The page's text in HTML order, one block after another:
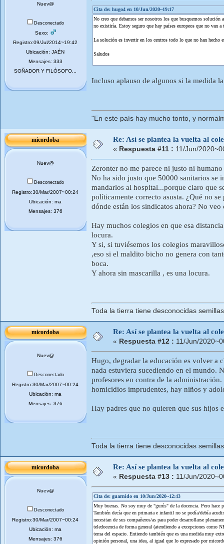
Nuev@
Desconectado
Sexo:
Registro:09/Jul/2014~19:42
Ubicación: JAÉN
Mensajes: 333
SOÑADOR Y FILÓSOFO...
Cita de: hugo4 en 10/Jun/2020~19:17
No creo que debamos ser nosotros los que busquemos
no existiría. Estoy seguro que hay países europeos que no van
La solución es invertir en los centros todo lo que no han hecho
Saludos
Incluso aplauso de algunos si la medida
"En este país hay mucho tonto, y
micordoba
Nuev@
Desconectado
Registro:30/Mar/2007~00:24
Ubicación: ma
Mensajes: 376
Re: Así se plantea la vuelta al
« Respuesta #11 : 11/Jun/
Zeronter no me parece ni justo ni
No ha sido justo que 50000 sanitarios se
mandarlos al hospital...porque claro que
políticamente correcto asusta. ¿Qué no
dónde están los sindicatos ahora? No
Hay muchos colegios en que esa
locura.
Y si, si tuviésemos los colegios
,eso si el maldito bicho no genera con
boca.
Y ahora sin mascarilla , es una locura.
Toda la tierra tiene desconocidas
micordoba
Nuev@
Desconectado
Registro:30/Mar/2007~00:24
Ubicación: ma
Mensajes: 376
Re: Así se plantea la vuelta al
« Respuesta #12 : 11/Jun/
Hugo, degradar la educación es volver a
nada estuviera sucediendo en el mundo.
profesores en contra de la
homicidios imprudentes, hay niños y
Hay padres que no quieren que sus hijos
Toda la tierra tiene desconocidas
micordoba
Nuev@
Desconectado
Registro:30/Mar/2007~00:24
Ubicación: ma
Mensajes: 376
Re: Así se plantea la vuelta al
« Respuesta #13 : 11/Jun/
Cita de: guarnido en 10/Jun/2020~12:43
Muy buenas. No soy muy de "gurús" de la docencia. Pero hace
También decía que en primaria e infantil no se podía/debía
necesitan de sus compañeros/as para poder desarrollarse
teledocencia de forma general (atendiendo a excepciones
tema del espacio. Entiendo también que es una medida muy
opinión personal, una idea, al igual que lo expresado por